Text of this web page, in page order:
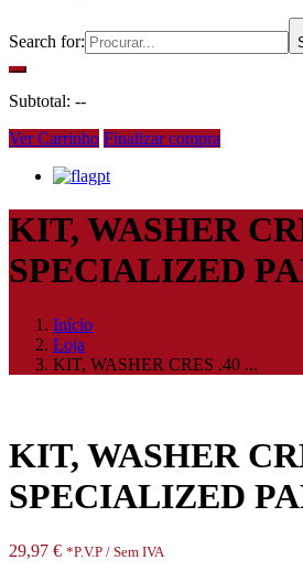
Search for:
Subtotal: --
Ver Carrinho Finalizar compra
pt
KIT, WASHER
SPECIALIZED
Início
Loja
KIT, WASHER CRES .40 ...
KIT, WASHER
SPECIALIZED
29,97 € *P.V.P / Sem IVA